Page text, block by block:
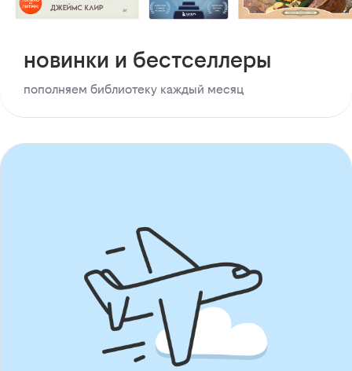
новинки и бестселлеры
пополняем библиотеку каждый месяц